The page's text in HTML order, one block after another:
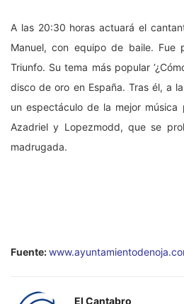
A las 20:30 horas actuará el
Manuel, con equipo de baile. Fue
Triunfo. Su tema más popular
disco de oro en España. Tras él, a
un espectáculo de la mejor
Azadriel y Lopezmodd, que se
madrugada.
Fuente:
El Cantabro